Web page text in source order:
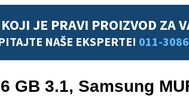
KOJI JE PRAVI PROIZVOD ZA
NAŠE EKSPERTE! 011-
GB 3.1, Samsung